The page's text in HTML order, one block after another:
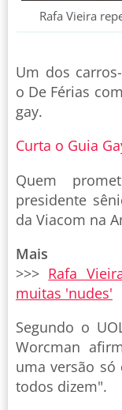
Rafa Vieira
Um dos
o De Férias
gay.
Curta o Guia
Quem
presidente
da Viacom na
Mais
>>> Rafa
muitas 'nudes'
Segundo o
Worcman
uma versão só
todos dizem".